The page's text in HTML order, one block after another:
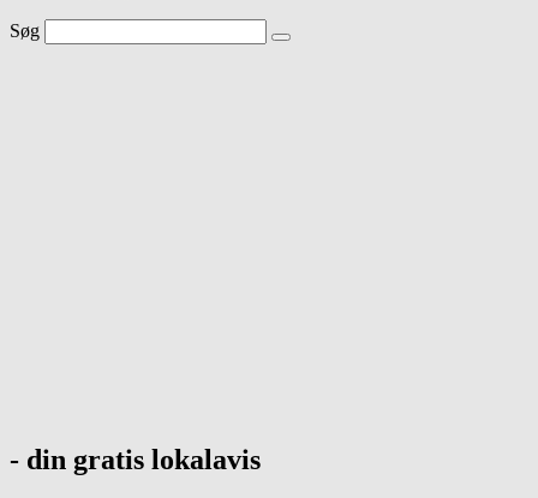
Søg
- din gratis lokalavis